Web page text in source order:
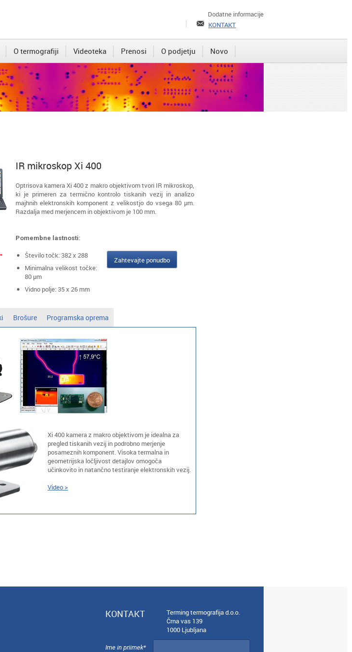
Dodatne informacije
KONTAKT
O termografiji Videoteka Prenosi O podjetju Novo
IR mikroskop Xi 400
Optrisova kamera Xi 400 z makro objektivom tvori IR mikroskop,
ki je primeren za termično kontrolo tiskanih vezij in analizo
majhnih elektronskih komponent z velikostjo do vsega 80 μm.
Razdalja med merjencem in objektivom je 100 mm.
Pomembne lastnosti:
Število točk: 382 x 288
Minimalna velikost točke:
80 μm
Vidno polje: 35 x 26 mm
Zahtevajte ponudbo
Brošure Programska oprema
Xi 400 kamera z makro objektivom je idealna za
pregled tiskanih vezij in podrobno merjenje
posameznih komponent. Visoka termalna in
geometrijska ločljivost detajlov omogoča
učinkovito in natančno testiranje elektronskih vezij.
Video >
KONTAKT
Terming termografija d.o.o.
Črna vas 139
1000 Ljubljana
Ime in priimek*